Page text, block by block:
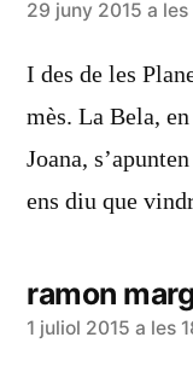
diu:
29 juny 2015 a les
I des de les
mès. La Bela,
Joana,
ens diu que
ramon
diu:
1 juliol 2015 a les